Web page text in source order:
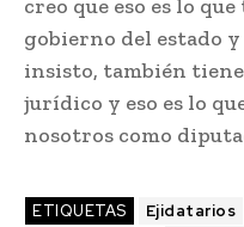
creo que eso es lo
gobierno del estado
insisto, también
jurídico y eso es lo
nosotros como
ETIQUETAS Ejidatarios